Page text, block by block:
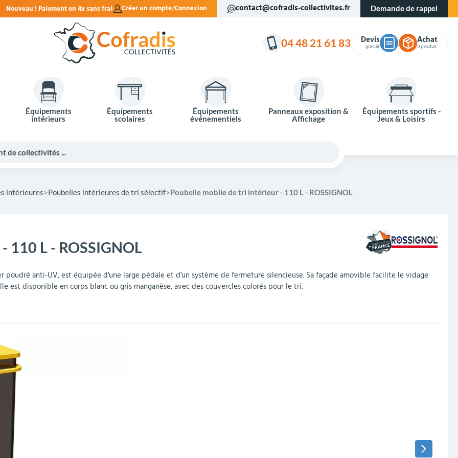
sans frais. Créer un compte Connexion contact@cofradis-collectivites.fr Demande de rappel
04 48 21 61 83 Devis
gratuit
Achat
0 produit
Équipements
intérieurs
Équipements
scolaires
Équipements
événementiels
Panneaux exposition &
Affichage
Équipements sportifs -
Jeux & Loisirs
Abris fumeurs
Miroirs de sécurité
Mobilier de bureau
Mobilier crèche et
Plaques Loi BLANQUER
Pavoisement
intérieures Poubelles intérieures de tri sélectif Poubelle mobile de tri intérieur - 110 L - ROSSIGNOL
L - ROSSIGNOL
anti-UV, est équipée d'une large pédale et d'un système de fermeture silencieuse. Sa façade amovible facilite le vidage
est disponible en corps blanc ou gris manganèse, avec des couvercles colorés pour le tri.